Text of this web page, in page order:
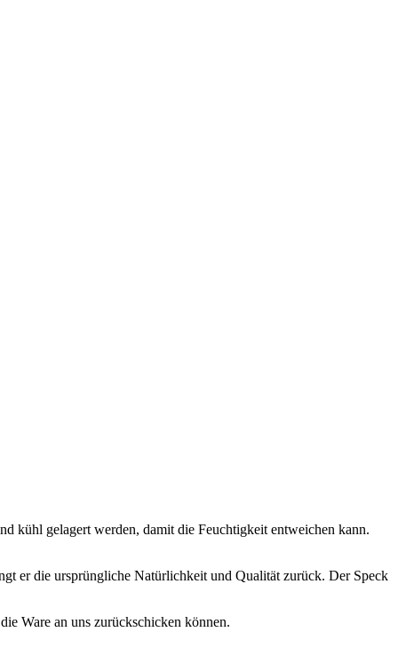
kühl gelagert werden, damit die Feuchtigkeit entweichen kann.
er die ursprüngliche Natürlichkeit und Qualität zurück. Der Speck
Ware an uns zurückschicken können.